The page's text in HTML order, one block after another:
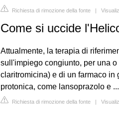
Richiesta di rimozione della fonte |
Come si uccide
Attualmente, la terapia di
sull'impiego congiunto, per una
claritromicina) e di un farmaco
protonica, come lansoprazolo e ...
Richiesta di rimozione della fonte |